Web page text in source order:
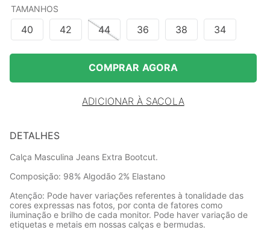
TAMANHOS
40 42 44 36 38 34
COMPRAR AGORA
ADICIONAR À SACOLA
DETALHES
Calça Masculina Jeans Extra Bootcut.
Composição: 98% Algodão 2% Elastano
Atenção: Pode haver variações referentes à tonalidade das
cores expressas nas fotos, por conta de fatores como
iluminação e brilho de cada monitor. Pode haver variação de
etiquetas e metais em nossas calças e bermudas.